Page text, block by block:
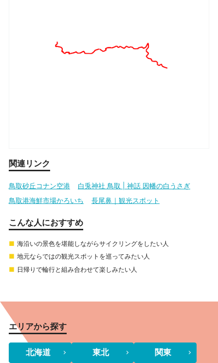
関連リンク
鳥取砂丘コナン空港
白兎神社 鳥取 | 神話 因幡の白うさぎ
鳥取港海鮮市場かろいち
長尾鼻｜観光スポット
こんな人におすすめ
海沿いの景色を堪能しながらサイクリングをしたい人
地元ならではの観光スポットを巡ってみたい人
日帰りで輪行と組み合わせて楽しみたい人
エリアから探す
北海道 東北 関東